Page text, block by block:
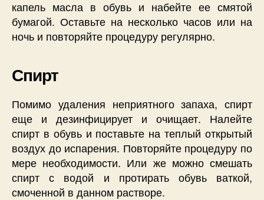
капель масла в обувь и набейте ее смятой
бумагой. Оставьте на несколько часов или на
ночь и повторяйте процедуру регулярно.
Спирт
Помимо удаления неприятного запаха, спирт
еще и дезинфицирует и очищает. Налейте
спирт в обувь и поставьте на теплый открытый
воздух до испарения. Повторяйте процедуру по
мере необходимости. Или же можно смешать
спирт с водой и протирать обувь ваткой,
смоченной в данном растворе.